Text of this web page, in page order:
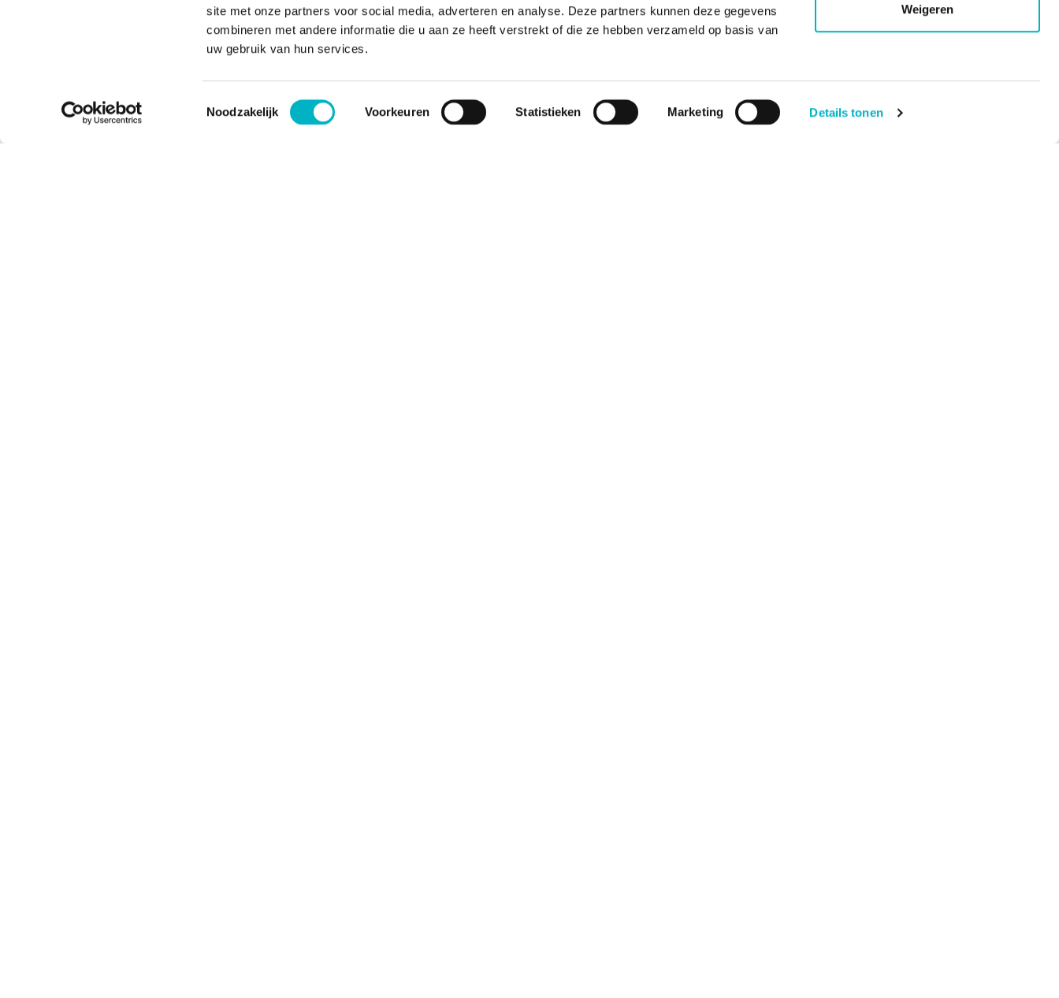
site met onze partners voor social media, adverteren en analyse. Deze partners kunnen deze gegevens
combineren met andere informatie die u aan ze heeft verstrekt of die ze hebben verzameld op basis van
uw gebruik van hun services.
Toestemmingsselectie
Noodzakelijk Voorkeuren Statistieken Marketing Details tonen
Weigeren